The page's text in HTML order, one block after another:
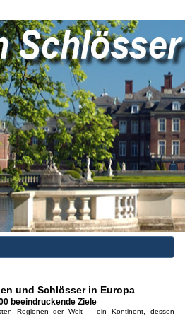
und Schlösser in Europa
beeindruckende Ziele
Regionen der Welt – ein Kontinent, dessen